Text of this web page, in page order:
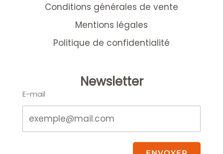
Conditions générales de vente
Mentions légales
Politique de confidentialité
Newsletter
E-mail